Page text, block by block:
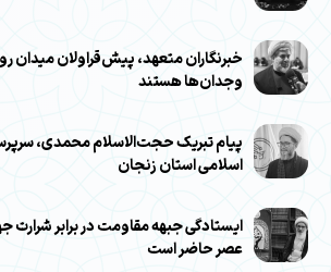
خبرنگاران متعهد، پیش‌قراولان میدان
وجدان‌ها هستند
پیام تبریک حجت‌الاسلام محمدی،
اسلامی استان زنجان
ایستادگی جبهه مقاومت در برابر شرارت
عصر حاضر است